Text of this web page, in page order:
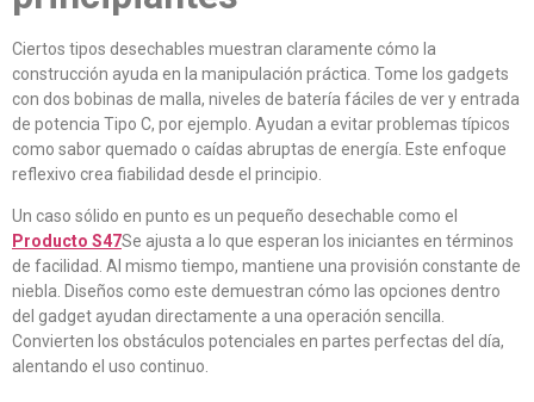
Ciertos tipos desechables muestran claramente cómo la
construcción ayuda en la manipulación práctica. Tome los gadgets
con dos bobinas de malla, niveles de batería fáciles de ver y entrada
de potencia Tipo C, por ejemplo. Ayudan a evitar problemas típicos
como sabor quemado o caídas abruptas de energía. Este enfoque
reflexivo crea fiabilidad desde el principio.
Un caso sólido en punto es un pequeño desechable como el
Producto S47Se ajusta a lo que esperan los iniciantes en términos
de facilidad. Al mismo tiempo, mantiene una provisión constante de
niebla. Diseños como este demuestran cómo las opciones dentro
del gadget ayudan directamente a una operación sencilla.
Convierten los obstáculos potenciales en partes perfectas del día,
alentando el uso continuo.